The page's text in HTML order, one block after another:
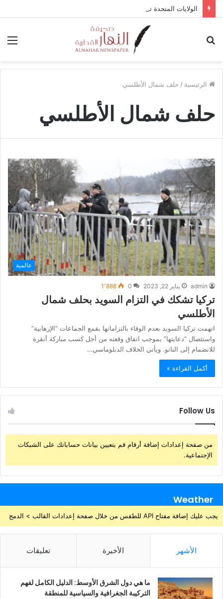
الرئيسية / حلف شمال الأطلسي
حلف شمال الأطلسي
عالمية
admin يناير 22, 2023 0 1٬888
تركيا تشكك في التزام السويد بحلف شمال
الأطلسي
اتهمت تركيا السويد بعدم الوفاء بالتزاماتها بقمع الجماعات “الإرهابية”
واستئصال “دعايتها” بموجب اتفاق وقعته من أجل كسب مباركة أنقرة
للانضمام إلى الناتو. ويأتي الخلاف الدبلوماسي…
أكمل القراءة »
Follow Us
من صفحة إعدادات إضافة أرقام قم بتعيين بيانات حساباتك على الشبكات
الإجتماعية.
Weather
يجب عليك إضافة مفتاح API للطقس من خلال صفحة إعدادات القالب > الدمج
الأشهر الأخيرة تعليقات
ما هي دول الشرق الأوسط: الدليل الكامل لفهم
التركيبة الجغرافية والسياسية للمنطقة